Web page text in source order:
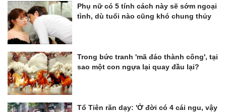
Phụ nữ có 5 tính cách này sẽ sớm ngoại
tình, dù tuổi nào cũng khó chung thủy
Trong bức tranh 'mã đáo thành công', tại
sao một con ngựa lại quay đầu lại?
Tổ Tiên răn dạy: 'Ở đời có 4 cái ngu, vậy